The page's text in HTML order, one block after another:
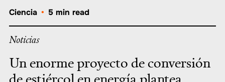
Ciencia • 5 min read
Noticias
Un enorme proyecto de conversión
de estiércol en energía plantea